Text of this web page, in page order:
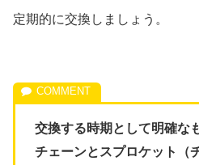
定期的に交換しましょう。
交換する時期として明確な
チェーンとスプロケット（